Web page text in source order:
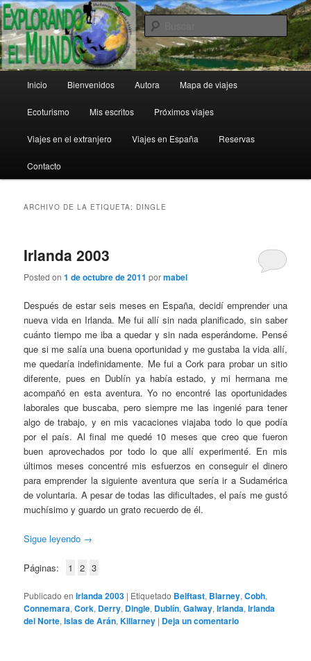
Ir
al
contenido
principal
Ir
al
contenido
secundarioExplorando el Mundo
principal
Inicio Bienvenidos Autora Mapa de viajes
Ecoturismo Mis escritos Próximos viajes
Viajes en el extranjero Viajes en España Reservas
Contacto
ARCHIVO DE LA ETIQUETA: DINGLE
Irlanda 2003
Posted on1 de octubre de 2011 pormabel
Después de estar seis meses en España, decidí emprender una
nueva vida en Irlanda. Me fui allí sin nada planificado, sin saber
cuánto tiempo me iba a quedar y sin nada esperándome. Pensé
que si me salía una buena oportunidad y me gustaba la vida allí,
me quedaría indefinidamente. Me fui a Cork para probar un sitio
diferente, pues en Dublín ya había estado, y mi hermana me
acompañó en esta aventura. Yo no encontré las oportunidades
laborales que buscaba, pero siempre me las ingenié para tener
algo de trabajo, y en mis vacaciones viajaba todo lo que podía
por el país. Al final me quedé 10 meses que creo que fueron
buen aprovechados por todo lo que allí experimenté. En mis
últimos meses concentré mis esfuerzos en conseguir el dinero
para emprender la siguiente aventura que sería ir a Sudamérica
de voluntaria. A pesar de todas las dificultades, el país me gustó
muchísimo y guardo un grato recuerdo de él.
Sigue leyendo →
Páginas: 1 2 3
Publicado en Irlanda 2003 | Etiquetado Belftast, Blarney,Cobh,
Connemara,Cork, Derry, Dingle, Dublín,Galway,Irlanda,Irlanda
del Norte,Islas de Arán,Killarney | Deja un comentario